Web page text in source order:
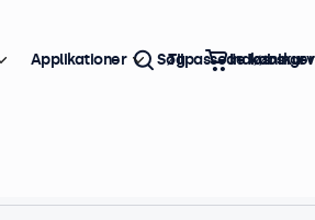
Applikationer Tilpassede løsninger
Søg Indkøbskurv